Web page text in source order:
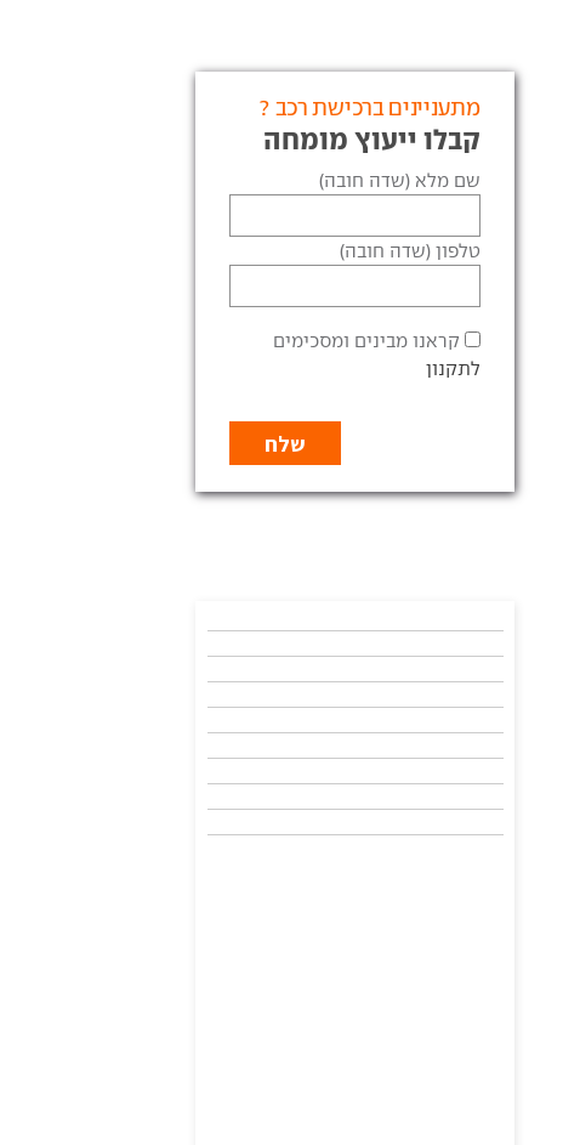
מתעניינים ברכישת רכב ?
קבלו ייעוץ מומחה
שם מלא (שדה חובה)
טלפון (שדה חובה)
קראנו מבינים ומסכימים
לתקנון